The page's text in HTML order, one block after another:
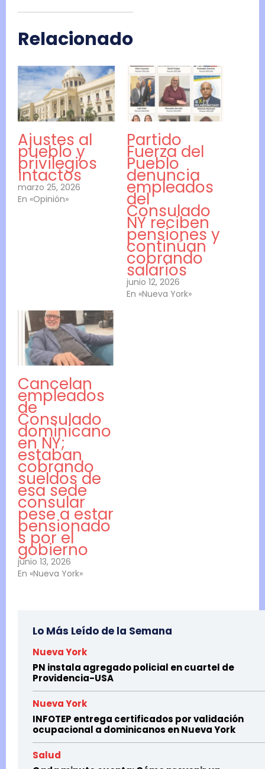
Relacionado
Ajustes al
pueblo y
privilegios
intactos
marzo 25, 2026
En «Opinión»
Partido
Fuerza del
Pueblo
denuncia
empleados
del
Consulado
NY reciben
pensiones y
continúan
cobrando
salarios
junio 12, 2026
En «Nueva York»
Cancelan
empleados
de
Consulado
dominicano
en NY;
estaban
cobrando
sueldos de
esa sede
consular
pese a estar
pensionado
s por el
gobierno
junio 13, 2026
En «Nueva York»
Lo Más Leído de la Semana
Nueva York
PN instala agregado policial en cuartel de
Providencia-USA
Nueva York
INFOTEP entrega certificados por validación
ocupacional a dominicanos en Nueva York
Salud